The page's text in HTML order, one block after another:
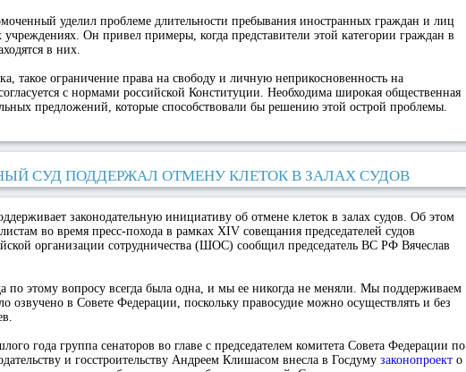
уделил проблеме длительности пребывания иностранных граждан и лиц
учреждениях. Он привел примеры, когда представители этой категории граждан в
в них.
такое ограничение права на свободу и личную неприкосновенность на
с нормами российской Конституции. Необходима широкая общественная
предложений, которые способствовали бы решению этой острой проблемы.
СУД ПОДДЕРЖАЛ ОТМЕНУ КЛЕТОК В ЗАЛАХ СУДОВ
законодательную инициативу об отмене клеток в залах судов. Об этом
во время пресс-похода в рамках XIV совещания председателей судов
организации сотрудничества (ШОС) сообщил председатель ВС РФ Вячеслав
по этому вопросу всегда была одна, и мы ее никогда не меняли. Мы поддерживаем
озвучено в Совете Федерации, поскольку правосудие можно осуществлять и без
года группа сенаторов во главе с председателем комитета Совета Федерации по
и госстроительству Андреем Клишасом внесла в Госдуму законопроект о